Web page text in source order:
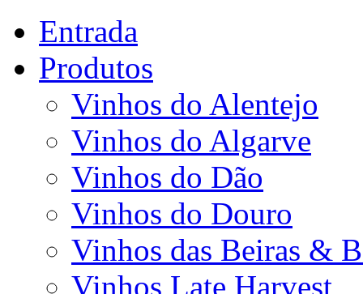
Entrada
Produtos
Vinhos do Alentejo
Vinhos do Algarve
Vinhos do Dão
Vinhos do Douro
Vinhos das Beiras &
Vinhos Late Harvest